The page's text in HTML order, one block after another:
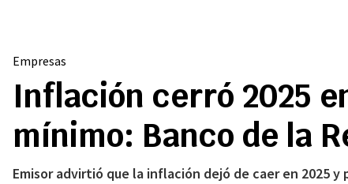
Empresas
Inflación cerró 2025
mínimo: Banco de la
Emisor advirtió que la inflación dejó de caer en 2025